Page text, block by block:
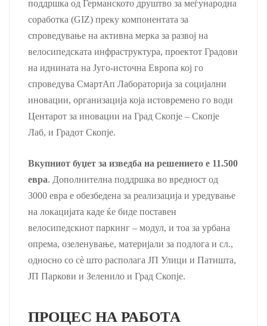
поддршка од Германското друштво за меѓународна
соработка (GIZ) преку компонентата за
спроведување на активна мерка за развој на
велосипедската инфраструктура, проектот Градови
на иднината на Југо-источна Европа кој го
спроведува СмартАп Лабораторија за социјални
иновации, организација која истовремено го води
Центарот за иновации на Град Скопје – Скопје
Лаб, и Градот Скопје.
Вкупниот буџет за изведба на решението е 11.500
евра. Дополнителна поддршка во вредност од
3000 евра е обезбедена за реализација и уредување
на локацијата каде ќе биде поставен
велосипедскиот паркинг – модул, и тоа за урбана
опрема, озеленување, материјали за подлога и сл.,
односно со сè што располага ЈП Улици и Патишта,
ЈП Паркови и Зеленило и Град Скопје.
ПРОЦЕС НА РАБОТА